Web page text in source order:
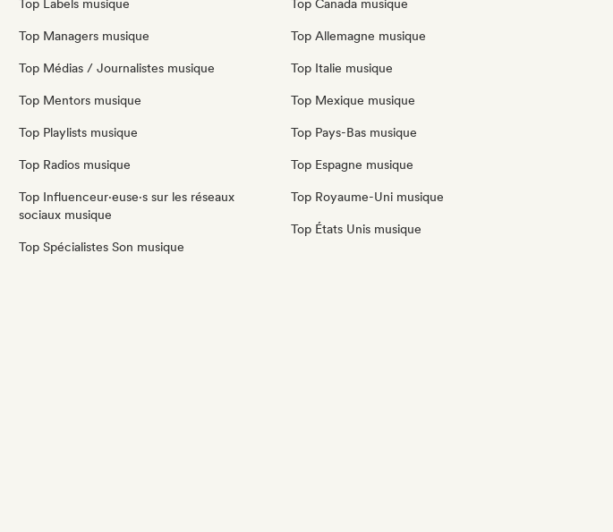
Top Labels musique
Top Managers musique
Top Médias / Journalistes musique
Top Mentors musique
Top Playlists musique
Top Radios musique
Top Influenceur·euse·s sur les réseaux
sociaux musique
Top Spécialistes Son musique
Top Canada musique
Top Allemagne musique
Top Italie musique
Top Mexique musique
Top Pays-Bas musique
Top Espagne musique
Top Royaume-Uni musique
Top États Unis musique